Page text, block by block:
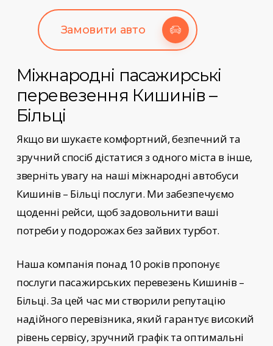
Замовити авто
Міжнародні пасажирські
перевезення Кишинів –
Більці
Якщо ви шукаєте комфортний, безпечний та
зручний спосіб дістатися з одного міста в інше,
зверніть увагу на наші міжнародні автобуси
Кишинів – Більці послуги. Ми забезпечуємо
щоденні рейси, щоб задовольнити ваші
потреби у подорожах без зайвих турбот.
Наша компанія понад 10 років пропонує
послуги пасажирських перевезень Кишинів –
Більці. За цей час ми створили репутацію
надійного перевізника, який гарантує високий
рівень сервісу, зручний графік та оптимальні